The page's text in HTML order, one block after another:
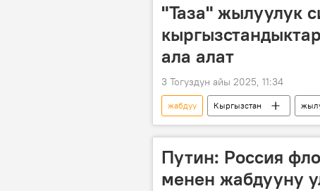
"Таза" жылуулук
ала алат
3 Тогуздун айы 2025, 11:34
жабдуу Кыргызстан
Путин: Россия
менен жабдууну